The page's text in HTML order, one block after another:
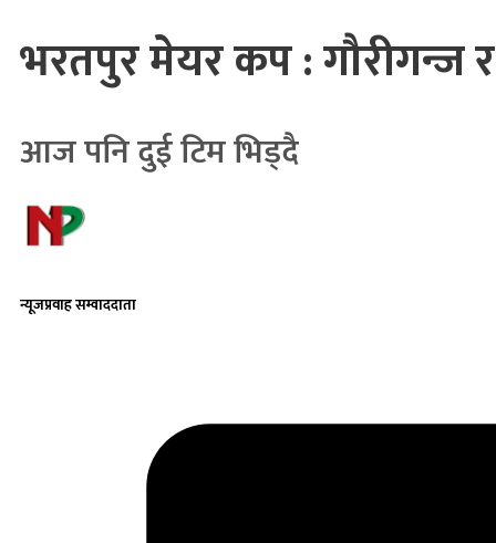
भरतपुर मेयर कप : गौरीगन्ज
आज पनि दुई टिम भिड्दै
न्यूजप्रवाह सम्वाददाता